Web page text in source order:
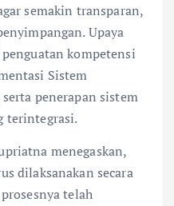
semakin transparan,
Upaya
kompetensi
Sistem
serta penerapan sistem
terintegrasi.
menegaskan,
dilaksanakan secara
telah